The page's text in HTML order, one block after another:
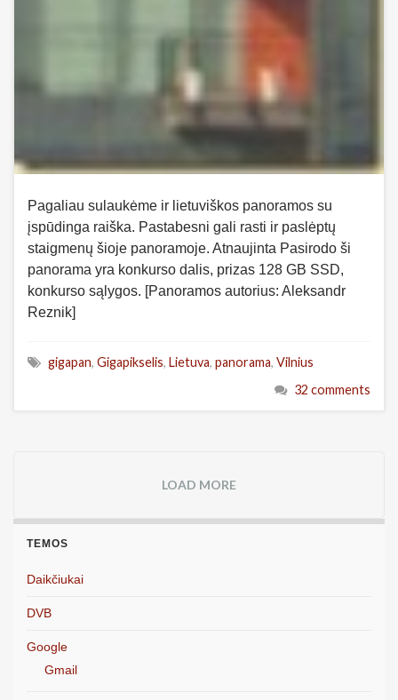
Pagaliau sulaukėme ir lietuviškos panoramos su
įspūdinga raiška. Pastabesni gali rasti ir paslėptų
staigmenų šioje panoramoje. Atnaujinta Pasirodo ši
panorama yra konkurso dalis, prizas 128 GB SSD,
konkurso sąlygos. [Panoramos autorius: Aleksandr
Reznik]
gigapan, Gigapikselis, Lietuva, panorama, Vilnius
32 comments
LOAD MORE
TEMOS
Daikčiukai
DVB
Google
Gmail